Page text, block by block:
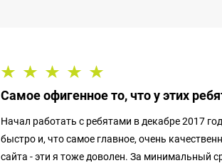
Самое офигенное то, что у этих
Начал работать с ребятами в декабре 2017
быстро и, что самое главное, очень
сайта - эти я тоже доволен. За минимальный